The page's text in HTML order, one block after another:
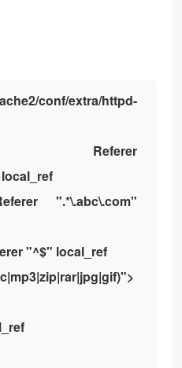
conf/extra/httpd-
Referer
".*\.abc\.com"
"^$" local_ref